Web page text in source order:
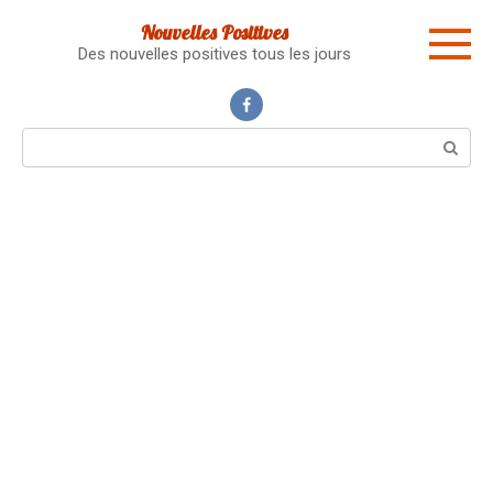
Nouvelles Positives
Des nouvelles positives tous les jours